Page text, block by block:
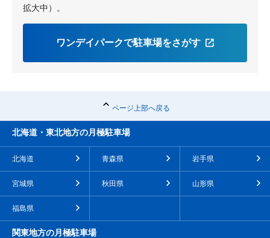
拡大中）。
ワンデイパークで駐車場をさがす
ページ上部へ戻る
北海道・東北地方の月極駐車場
北海道 青森県 岩手県
宮城県 秋田県 山形県
福島県
関東地方の月極駐車場